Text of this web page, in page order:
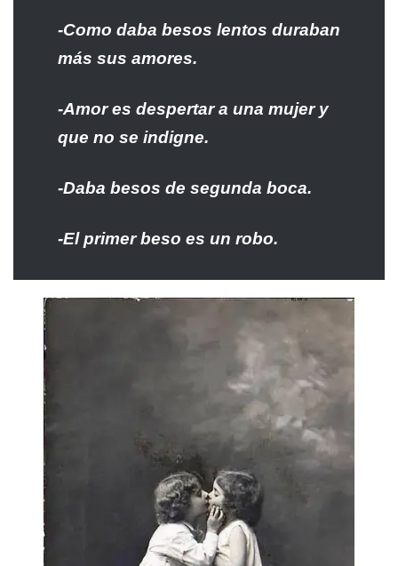
-Como daba besos lentos duraban
más sus amores.
-Amor es despertar a una mujer y
que no se indigne.
-Daba besos de segunda boca.
-El primer beso es un robo.